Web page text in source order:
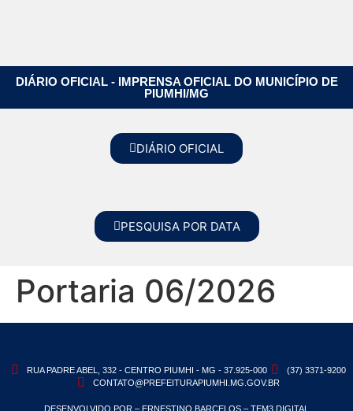
DIÁRIO OFICIAL - IMPRENSA OFICIAL DO MUNICÍPIO DE
PIUMHI/MG
DIÁRIO OFICIAL
PESQUISA POR DATA
Portaria 06/2026
RUA PADRE ABEL, 332 - CENTRO PIUMHI - MG - 37.925-000
(37) 3371-9200
CONTATO@PREFEITURAPIUMHI.MG.GOV.BR
DESENVOLVIDO POR – ERNESTINO BARCELOS – TEM3.DIGITAL